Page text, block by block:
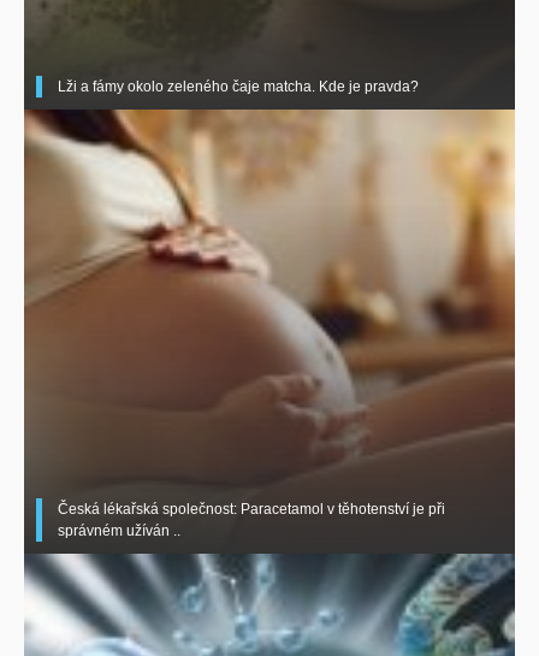
Lži a fámy okolo zeleného čaje matcha. Kde je pravda?
Česká lékařská společnost: Paracetamol v těhotenství je při
správném užíván ..